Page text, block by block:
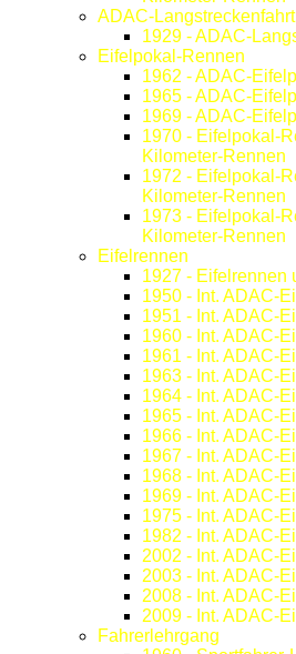
ADAC-Langstreckenfahrt
1929 - ADAC-
Eifelpokal-Rennen
1962 - ADAC-
1965 - ADAC-
1969 - ADAC-
1970 - Eifelpokal-
Kilometer-Rennen
1972 - Eifelpokal-
Kilometer-Rennen
1973 - Eifelpokal-
Kilometer-Rennen
Eifelrennen
1927 - Eifelrennen
1950 - Int. ADAC-
1951 - Int. ADAC-
1960 - Int. ADAC-
1961 - Int. ADAC-
1963 - Int. ADAC-
1964 - Int. ADAC-
1965 - Int. ADAC-
1966 - Int. ADAC-
1967 - Int. ADAC-
1968 - Int. ADAC-
1969 - Int. ADAC-
1975 - Int. ADAC-
1982 - Int. ADAC-
2002 - Int. ADAC-
2003 - Int. ADAC-
2008 - Int. ADAC-
2009 - Int. ADAC-
Fahrerlehrgang